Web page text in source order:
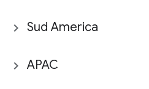
Sud America
APAC